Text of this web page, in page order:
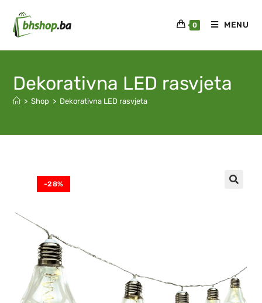
0 MENU
Dekorativna LED rasvjeta
> Shop > Dekorativna LED rasvjeta
-28%